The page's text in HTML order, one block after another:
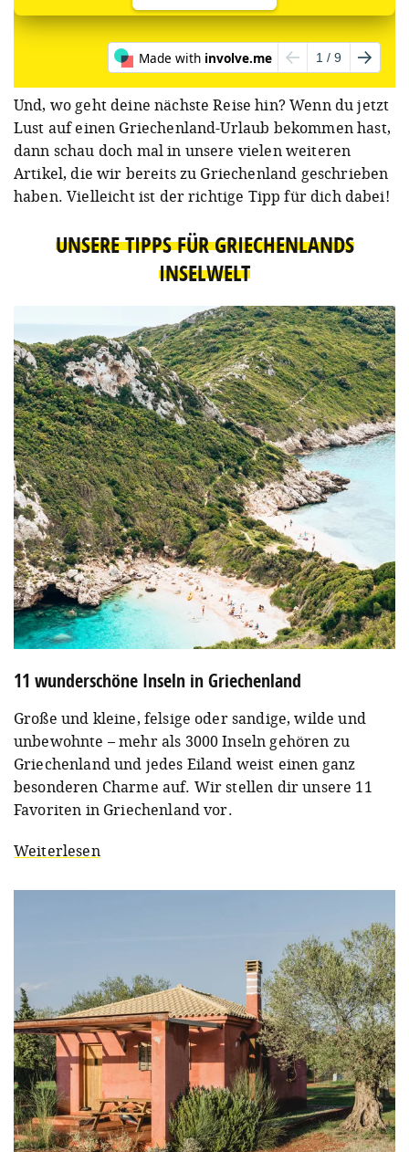
Und, wo geht deine nächste Reise hin? Wenn du jetzt
Lust auf einen Griechenland-Urlaub bekommen hast,
dann schau doch mal in unsere vielen weiteren
Artikel, die wir bereits zu Griechenland geschrieben
haben. Vielleicht ist der richtige Tipp für dich dabei!
UNSERE TIPPS FÜR GRIECHENLANDS
INSELWELT
11 wunderschöne Inseln in Griechenland
Große und kleine, felsige oder sandige, wilde und
unbewohnte – mehr als 3000 Inseln gehören zu
Griechenland und jedes Eiland weist einen ganz
besonderen Charme auf. Wir stellen dir unsere 11
Favoriten in Griechenland vor.
Weiterlesen